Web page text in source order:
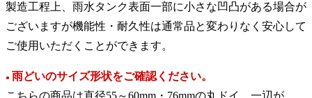
製造工程上、雨水タンク表面一部に小さな凹凸がある場合が
ございますが機能性・耐久性は通常品と変わりなく安心して
ご使用いただくことができます。
● 雨どいのサイズ形状をご確認ください。
こちらの商品は直径55～60mm・76mmの丸ドイ、一辺が